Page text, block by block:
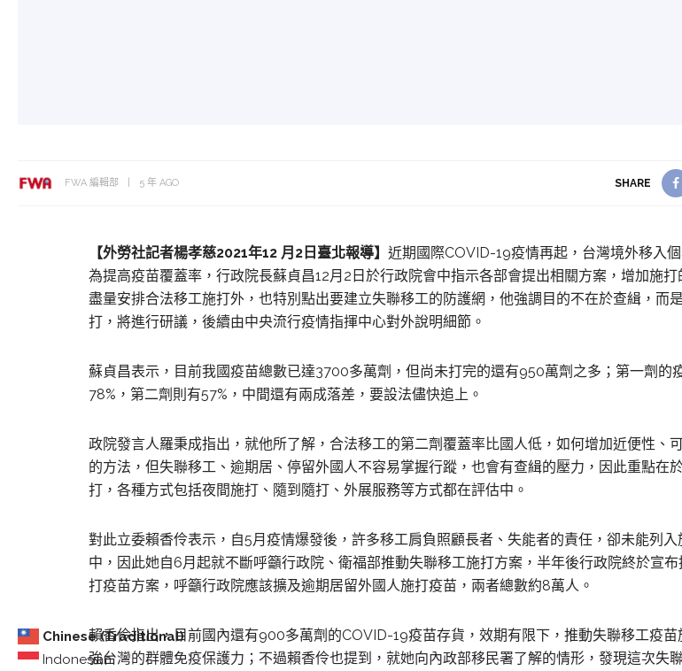
Chinese (Traditional)
Indonesian
FWA 編輯部 5 年 AGO SHARE
【外勞社記者楊孝慈2021年12 月2日臺北報導】 近期國際COVID-19疫情再起，台灣境外移入個
為提高疫苗覆蓋率，行政院長蘇貞昌12月2日於行政院會中指示各部會提出相關方案，增加施
盡量安排合法移工施打外，也特別點出要建立失聯移工的防護網，他強調目的不在於查緝，而
打，將進行研議，後續由中央流行疫情指揮中心對外說明細節。
蘇貞昌表示，目前我國疫苗總數已達3700多萬劑，但尚未打完的還有950萬劑之多；第一劑的
78%，第二劑則有57%，中間還有兩成落差，要設法儘快追上。
政院發言人羅秉成指出，就他所了解，合法移工的第二劑覆蓋率比國人低，如何增加近便性、
的方法，但失聯移工、逾期居、停留外國人不容易掌握行蹤，也會有查緝的壓力，因此重點在
打，各種方式包括夜間施打、隨到隨打、外展服務等方式都在評估中。
對此立委賴香伶表示，自5月疫情爆發後，許多移工肩負照顧長者、失能者的責任，卻未能列
中，因此她自6月起就不斷呼籲行政院、衛福部推動失聯移工施打方案，半年後行政院終於宣
打疫苗方案，呼籲行政院應該擴及逾期居留外國人施打疫苗，兩者總數約8萬人。
賴香伶指出，目前國內還有900多萬劑的COVID-19疫苗存貨，效期有限下，推動失聯移工疫苗
強台灣的群體免疫保護力；不過賴香伶也提到，就她向內政部移民署了解的情形，發現這次失